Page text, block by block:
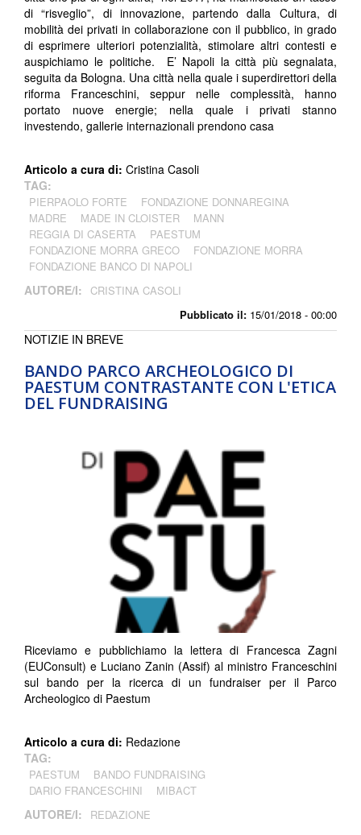
Pubblicato il: 15/01/2018 - 00:00
di “risveglio”, di innovazione, partendo dalla Cultura, di
mobilità dei privati in collaborazione con il pubblico, in grado
di esprimere ulteriori potenzialità, stimolare altri contesti e
auspichiamo le politiche. E’ Napoli la città più segnalata,
seguita da Bologna. Una città nella quale i superdirettori della
riforma Franceschini, seppur nelle complessità, hanno
portato nuove energie; nella quale i privati stanno
investendo, gallerie internazionali prendono casa
Articolo a cura di: Cristina Casoli
TAG:
PIERPAOLO FORTE
FONDAZIONE DONNAREGINA
MADRE
MADE IN CLOISTER
MANN
REGGIA DI CASERTA
PAESTUM
FONDAZIONE MORRA GRECO
FONDAZIONE MORRA
FONDAZIONE BANCO DI NAPOLI
AUTORE/I: CRISTINA CASOLI
BANDO PARCO ARCHEOLOGICO DI
PAESTUM CONTRASTANTE CON L'ETICA
DEL FUNDRAISING
NOTIZIE IN BREVE
Riceviamo e pubblichiamo la lettera di Francesca Zagni
(EUConsult) e Luciano Zanin (Assif) al ministro Franceschini
sul bando per la ricerca di un fundraiser per il Parco
Archeologico di Paestum
Articolo a cura di: Redazione
TAG:
PAESTUM
BANDO FUNDRAISING
DARIO FRANCESCHINI
MIBACT
AUTORE/I: REDAZIONE